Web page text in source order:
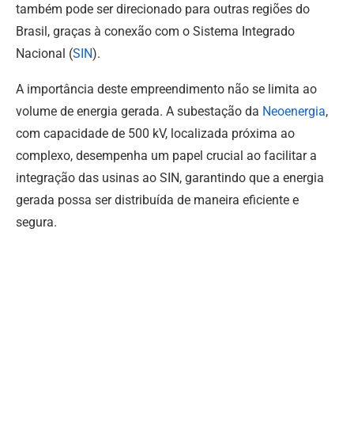
também pode ser direcionado para outras regiões do
Brasil, graças à conexão com o Sistema Integrado
Nacional (SIN).
A importância deste empreendimento não se limita ao
volume de energia gerada. A subestação da Neoenergia,
com capacidade de 500 kV, localizada próxima ao
complexo, desempenha um papel crucial ao facilitar a
integração das usinas ao SIN, garantindo que a energia
gerada possa ser distribuída de maneira eficiente e
segura.